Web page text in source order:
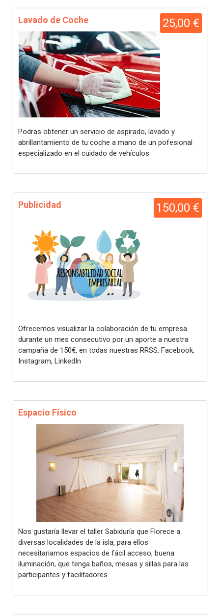
25,00 €
Lavado de Coche
Podras obtener un servicio de aspirado, lavado y
abrillantamiento de tu coche a mano de un pofesional
especializado en el cuidado de vehículos
150,00 €
Publicidad
Ofrecemos visualizar la colaboración de tu empresa
durante un mes consecutivo por un aporte a nuestra
campaña de 150€, en todas nuestras RRSS, Facebook,
Instagram, LinkedIn
Espacio Físico
Nos gustaría llevar el taller Sabiduría que Florece a
diversas localidades de la isla, para ellos
necesitariamos espacios de fácil acceso, buena
iluminación, que tenga baños, mesas y sillas para las
participantes y facilitadores